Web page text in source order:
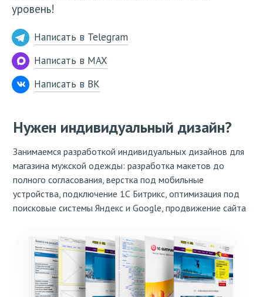
уровень!
Написать в Telegram
Написать в MAX
Написать в ВК
Нужен индивидуальный дизайн?
Занимаемся разработкой индивидуальных дизайнов для
магазина мужской одежды: разработка макетов до
полного согласования, верстка под мобильные
устройства, подключение 1С Битрикс, оптимизация под
поисковые системы Яндекс и Google, продвижение сайта